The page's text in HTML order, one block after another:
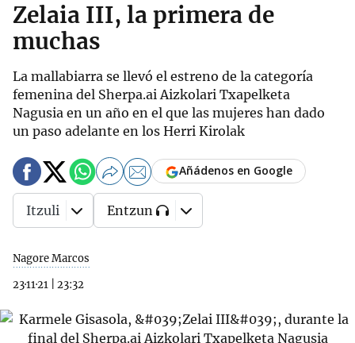
Zelaia III, la primera de
muchas
La mallabiarra se llevó el estreno de la categoría
femenina del Sherpa.ai Aizkolari Txapelketa
Nagusia en un año en el que las mujeres han dado
un paso adelante en los Herri Kirolak
Nagore Marcos
23·11·21
23:32
Añádenos en Google
Itzuli Entzun